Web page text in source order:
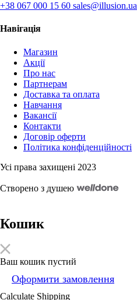
+38 067 000 15 60 sales@illusion.ua
Навігація
Магазин
Акції
Про нас
Партнерам
Доставка та оплата
Навчання
Вакансії
Контакти
Договір оферти
Політика конфіденційності
Усі права захищені 2023
Cтворено з душею
Кошик
Ваш кошик пустий
Оформити замовлення
Calculate Shipping